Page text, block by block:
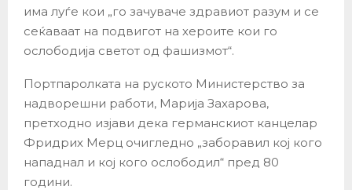
има луѓе кои „го зачуваче здравиот разум и се
сеќаваат на подвигот на хероите кои го
ослободија светот од фашизмот“.
Портпаролката на руското Министерство за
надворешни работи, Марија Захарова,
претходно изјави дека германскиот канцелар
Фридрих Мерц очигледно „заборавил кој кого
нападнал и кој кого ослободил“ пред 80
години.